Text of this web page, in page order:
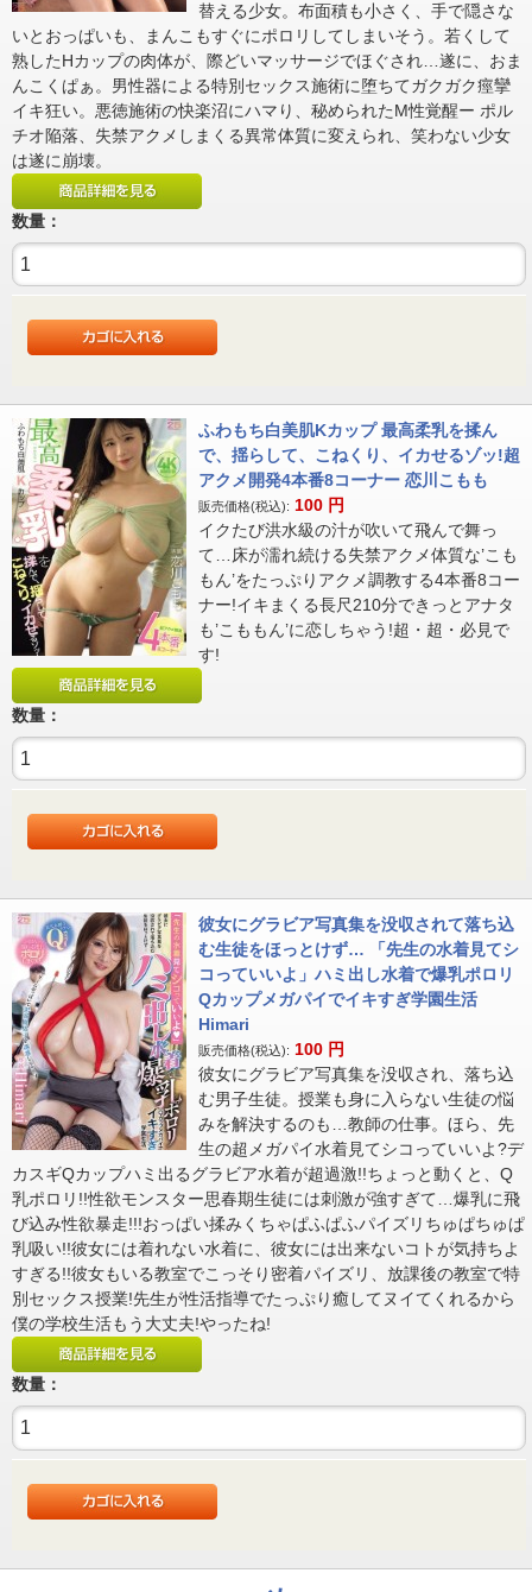
替える少女。布面積も小さく、手で隠さな
いとおっぱいも、まんこもすぐにポロリしてしまいそう。若くして
熟したHカップの肉体が、際どいマッサージでほぐされ…遂に、おま
んこくぱぁ。男性器による特別セックス施術に堕ちてガクガク痙攣
イキ狂い。悪徳施術の快楽沼にハマり、秘められたM性覚醒ー ポル
チオ陥落、失禁アクメしまくる異常体質に変えられ、笑わない少女
は遂に崩壊。
数量：
ふわもち白美肌Kカップ 最高柔乳を揉ん
で、揺らして、こねくり、イカせるゾッ!超
アクメ開発4本番8コーナー 恋川こもも
販売価格(税込): 100 円
イクたび洪水級の汁が吹いて飛んで舞っ
て…床が濡れ続ける失禁アクメ体質な’こも
もん’をたっぷりアクメ調教する4本番8コー
ナー!イキまくる長尺210分できっとアナタ
も’こももん’に恋しちゃう!超・超・必見で
す!
数量：
彼女にグラビア写真集を没収されて落ち込
む生徒をほっとけず… 「先生の水着見てシ
コっていいよ」ハミ出し水着で爆乳ポロリ
Qカップメガパイでイキすぎ学園生活
Himari
販売価格(税込): 100 円
彼女にグラビア写真集を没収され、落ち込
む男子生徒。授業も身に入らない生徒の悩
みを解決するのも…教師の仕事。ほら、先
生の超メガパイ水着見てシコっていいよ?デ
カスギQカップハミ出るグラビア水着が超過激!!ちょっと動くと、Q
乳ポロリ!!性欲モンスター思春期生徒には刺激が強すぎて…爆乳に飛
び込み性欲暴走!!!おっぱい揉みくちゃぱふぱふパイズリちゅぱちゅぱ
乳吸い!!彼女には着れない水着に、彼女には出来ないコトが気持ちよ
すぎる!!彼女もいる教室でこっそり密着パイズリ、放課後の教室で特
別セックス授業!先生が性活指導でたっぷり癒してヌイてくれるから
僕の学校生活もう大丈夫!やったね!
数量：